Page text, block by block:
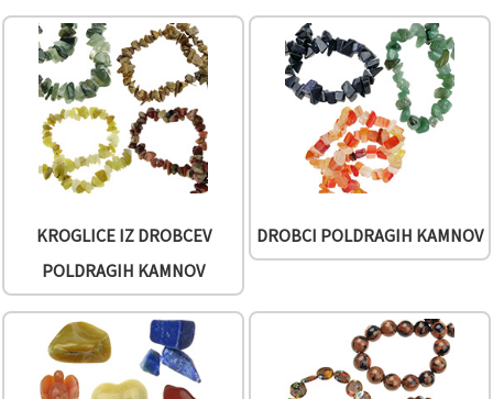
KROGLICE IZ DROBCEV
POLDRAGIH KAMNOV
DROBCI POLDRAGIH KAMNOV